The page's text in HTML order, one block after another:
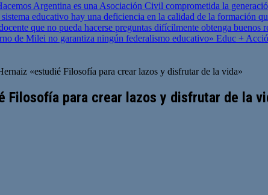
Argentina es una Asociación Civil comprometida la
educativo hay una deficiencia en la calidad de la formación
que no pueda hacerse preguntas difícilmente obtenga
de Milei no garantiza ningún federalismo educativo» Educ +
«estudié Filosofía para crear lazos y disfrutar de la vida»
Filosofía para crear lazos y disfrutar de la